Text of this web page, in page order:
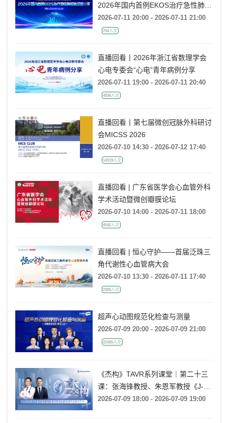
2026年国内首例EKOS治疗急性肺栓
塞经验分享
2026-07-11 20:00 - 2026-07-11 21:00
754人次
直播回看丨2026年浙江省数理学会
心电专委会“心电”青年病例分享
2026-07-11 19:00 - 2026-07-11 20:40
4036人次
直播回看丨第七届微创冠脉外科研讨
会MICSS 2026
2026-07-10 14:30 - 2026-07-12 17:40
14319人次
直播回看 | 广东省医学会心血管外科
学术活动暨微创瓣膜论坛
2026-07-10 14:00 - 2026-07-11 18:00
4542人次
直播回看 | 恒心守护——首届泛珠三
角代谢性心血管病大会
2026-07-10 13:30 - 2026-07-11 17:40
2305人次
超声心动图规范化检查与测量
2026-07-09 20:00 - 2026-07-09 21:00
22426人次
《杰构》TAVR系列课堂｜第二十三
课：张海锋教授、朱恩军教授《J-
VALVE TF 治疗超大左心室流出道
2026-07-09 18:00 - 2026-07-09 19:00